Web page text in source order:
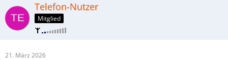
Telefon-Nutzer
Mitglied
21. März 2026